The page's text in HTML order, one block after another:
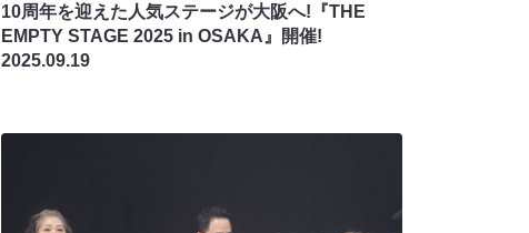
10周年を迎えた人気ステージが大阪へ!『THE
EMPTY STAGE 2025 in OSAKA』開催!
2025.09.19